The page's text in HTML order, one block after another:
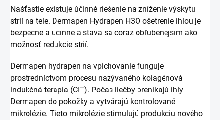
Našťastie existuje účinné riešenie na zníženie výskytu
strií na tele. Dermapen Hydrapen H3O ošetrenie ihlou je
bezpečné a účinné a stáva sa čoraz obľúbenejším ako
možnosť redukcie strií.
Dermapen hydrapen na vpichovanie funguje
prostredníctvom procesu nazývaného kolagénová
indukčná terapia (CIT). Počas liečby prenikajú ihly
Dermapen do pokožky a vytvárajú kontrolované
mikrolézie. Tieto mikrolézie stimulujú produkciu nového